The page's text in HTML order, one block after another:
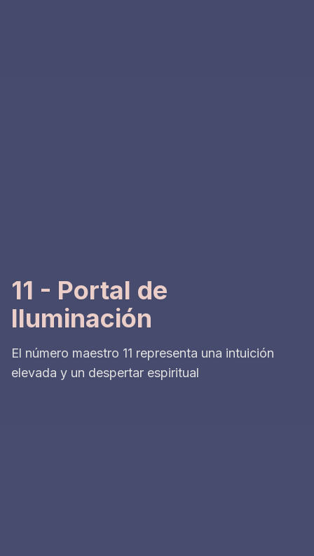
11 - Portal de
Iluminación
El número maestro 11 representa una intuición
elevada y un despertar espiritual